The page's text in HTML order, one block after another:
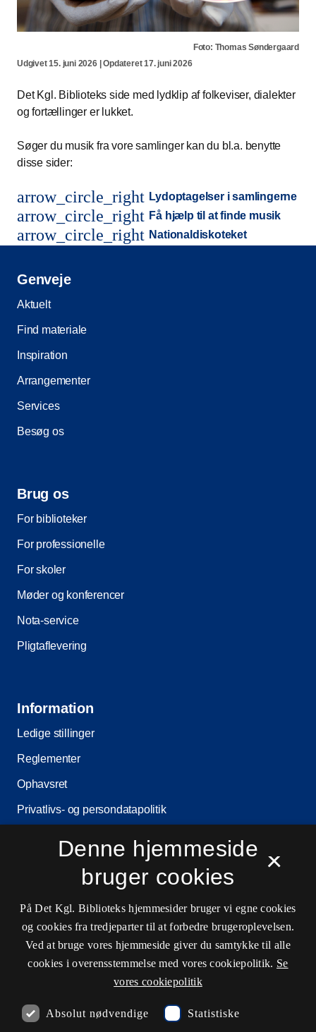
Foto: Thomas Søndergaard
Udgivet 15. juni 2026 | Opdateret 17. juni 2026
Det Kgl. Biblioteks side med lydklip af folkeviser, dialekter
og fortællinger er lukket.
Søger du musik fra vore samlinger kan du bl.a. benytte
disse sider:
arrow_circle_right Lydoptagelser i samlingerne
arrow_circle_right Få hjælp til at finde musik
arrow_circle_right Nationaldiskoteket
Genveje
Aktuelt
Find materiale
Inspiration
Arrangementer
Services
Besøg os
Brug os
For biblioteker
For professionelle
For skoler
Møder og konferencer
Nota-service
Pligtaflevering
Information
Ledige stillinger
Reglementer
Ophavsret
Privatlivs- og persondatapolitik
Cookieindstillinger
Kontaktinformationer
Åbningstider
×
Denne hjemmeside
bruger cookies
På Det Kgl. Biblioteks hjemmesider bruger vi egne cookies
og cookies fra tredjeparter til at forbedre brugeroplevelsen.
Ved at bruge vores hjemmeside giver du samtykke til alle
cookies i overensstemmelse med vores cookiepolitik. Se
vores cookiepolitik
Absolut nødvendige Statistiske